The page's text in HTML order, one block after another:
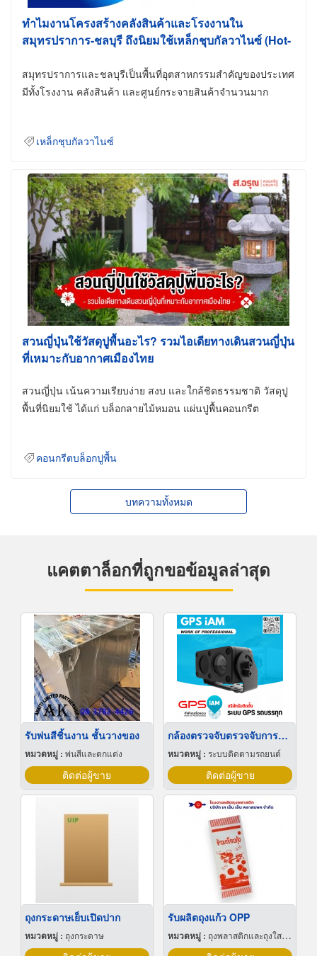
ทำไมงานโครงสร้างคลังสินค้าและโรงงานใน
สมุทรปราการ-ชลบุรี ถึงนิยมใช้เหล็กชุบกัลวาไนซ์ (Hot-
สมุทรปราการและชลบุรีเป็นพื้นที่อุตสาหกรรมสำคัญของประเทศ
มีทั้งโรงงาน คลังสินค้า และศูนย์กระจายสินค้าจำนวนมาก
เหล็กชุบกัลวาไนซ์
สวนญี่ปุ่นใช้วัสดุปูพื้นอะไร? รวมไอเดียทางเดินสวนญี่ปุ่น
ที่เหมาะกับอากาศเมืองไทย
สวนญี่ปุ่น เน้นความเรียบง่าย สงบ และใกล้ชิดธรรมชาติ วัสดุปู
พื้นที่นิยมใช้ ได้แก่ บล็อกลายไม้หมอน แผ่นปูพื้นคอนกรีต
คอนกรีตบล็อกปูพื้น
บทความทั้งหมด
แคตตาล็อกที่ถูกขอข้อมูลล่าสุด
รับพ่นสีชิ้นงาน ชั้นวางของ
หมวดหมู่ : พ่นสีและตกแต่ง
ติดต่อผู้ขาย
กล้องตรวจจับตรวจจับการหลับใน
หมวดหมู่ : ระบบติดตามรถยนต์
ติดต่อผู้ขาย
ถุงกระดาษเย็บเปิดปาก
หมวดหมู่ : ถุงกระดาษ
รับผลิตถุงแก้ว OPP
หมวดหมู่ : ถุงพลาสติกและถุงใสโปร่ง